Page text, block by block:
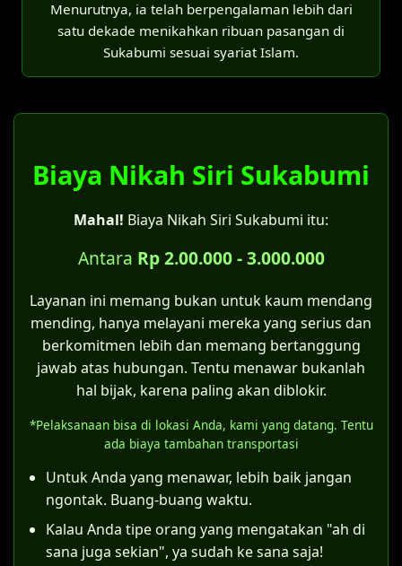
Lampirkan SPTJM dan dokumen pendukung
lainnya yang diperlukan.
Pencatatan di KK:
Disdukcapil tidak melakukan pencatatan
perkawinan.
keterangan "kawin belum tercatat".
Catatan penting:
Bagi pasangan yang menikah siri, sangat
disarankan untuk mengajukanitsbat nikah
di Pengadilan Agama Sukabumiterlebih
dahulu agar pernikahan tersebut sah
menurut hukum negara dan mendapatkan
Meskipun bisa membuat KK, status "kawin
hukum tersendiri, terutama terkait hak dan
kewajiban anak yang lahir dari pernikahan
tersebut.
secara Agama Islam.
lima situasi khusus:
Untuk keperluan penyelesaian
Untuk pernikahan yang terjadi di era
1974.
Bagi pernikahan yang dilakukan oleh
memiliki halangan kawin menurut UU No.
1 Tahun 1974.
Kategori kelima inilah yang menjadi celah
hukum bagi pernikahan siri. Asalkan
semua rukun dan syarat sahnya nikah
sesuai hukum Islam (sebagaimana
ditegaskan Pasal 4 Kompilasi Hukum Islam),
maka itsbat nikah dapat diajukan.
Langkah konkretnya adalah suami dan istri
bersama-sama mendaftarkan permohonan
Menurutnya, ia telah berpengalaman lebih dari
satu dekade menikahkan ribuan pasangan di
Sukabumi sesuai syariat Islam.
Biaya Nikah Siri Sukabumi
Mahal! Biaya Nikah Siri Sukabumi itu:
Antara Rp 2.00.000 - 3.000.000
Layanan ini memang bukan untuk kaum mendang
mending, hanya melayani mereka yang serius dan
berkomitmen lebih dan memang bertanggung
jawab atas hubungan. Tentu menawar bukanlah
hal bijak, karena paling akan diblokir.
*Pelaksanaan bisa di lokasi Anda, kami yang datang. Tentu
ada biaya tambahan transportasi
Untuk Anda yang menawar, lebih baik jangan
ngontak. Buang-buang waktu.
Kalau Anda tipe orang yang mengatakan "ah di
sana juga sekian", ya sudah ke sana saja!